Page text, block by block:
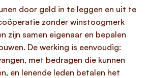
door geld in te leggen en uit te
zonder winstoogmerk
zijn samen eigenaar en bepalen
De werking is eenvoudig:
met bedragen die kunnen
en lenende leden betalen het